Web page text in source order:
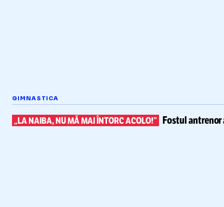
GIMNASTICA
„LA NAIBA, NU MĂ MAI ÎNTORC ACOLO!” Fostul